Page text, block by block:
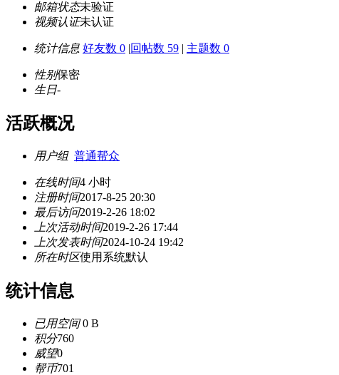
邮箱状态未验证
视频认证未认证
统计信息 好友数 0 |回帖数 59 | 主题数 0
性别保密
生日-
活跃概况
用户组 普通帮众
在线时间4 小时
注册时间2017-8-25 20:30
最后访问2019-2-26 18:02
上次活动时间2019-2-26 17:44
上次发表时间2024-10-24 19:42
所在时区使用系统默认
统计信息
已用空间0 B
积分760
威望0
帮币701